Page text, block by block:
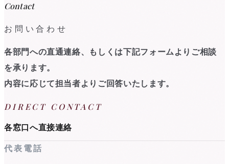
Contact
お問い合わせ
各部門への直通連絡、もしくは下記フォームよりご相談
を承ります。
内容に応じて担当者よりご回答いたします。
DIRECT CONTACT
各窓口へ直接連絡
代表電話